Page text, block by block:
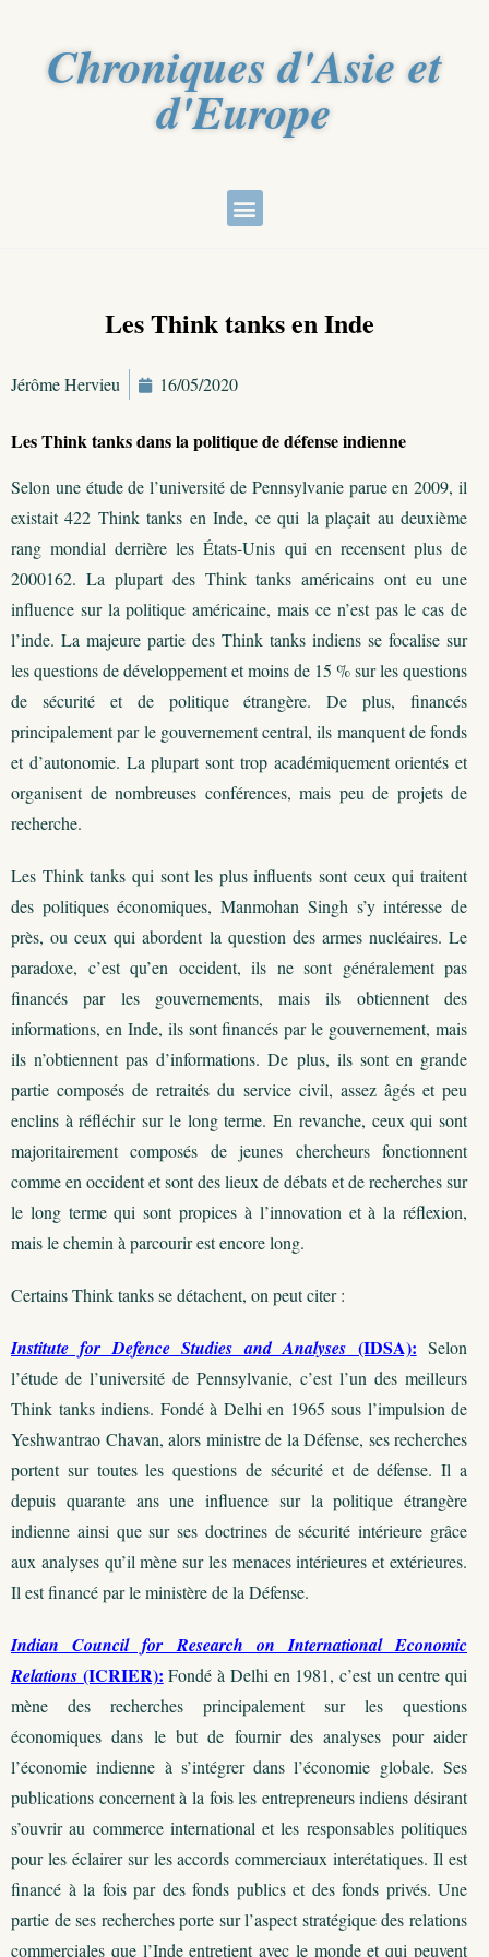
Chroniques d'Asie et
d'Europe
Les Think tanks en Inde
Jérôme Hervieu 16/05/2020
Les Think tanks dans la politique de défense indienne
Selon une étude de l’université de Pennsylvanie parue en 2009, il
existait 422 Think tanks en Inde, ce qui la plaçait au deuxième
rang mondial derrière les États-Unis qui en recensent plus de
2000162. La plupart des Think tanks américains ont eu une
influence sur la politique américaine, mais ce n’est pas le cas de
l’inde. La majeure partie des Think tanks indiens se focalise sur
les questions de développement et moins de 15 % sur les questions
de sécurité et de politique étrangère. De plus, financés
principalement par le gouvernement central, ils manquent de fonds
et d’autonomie. La plupart sont trop académiquement orientés et
organisent de nombreuses conférences, mais peu de projets de
recherche.
Les Think tanks qui sont les plus influents sont ceux qui traitent
des politiques économiques, Manmohan Singh s’y intéresse de
près, ou ceux qui abordent la question des armes nucléaires. Le
paradoxe, c’est qu’en occident, ils ne sont généralement pas
financés par les gouvernements, mais ils obtiennent des
informations, en Inde, ils sont financés par le gouvernement, mais
ils n’obtiennent pas d’informations. De plus, ils sont en grande
partie composés de retraités du service civil, assez âgés et peu
enclins à réfléchir sur le long terme. En revanche, ceux qui sont
majoritairement composés de jeunes chercheurs fonctionnent
comme en occident et sont des lieux de débats et de recherches sur
le long terme qui sont propices à l’innovation et à la réflexion,
mais le chemin à parcourir est encore long.
Certains Think tanks se détachent, on peut citer :
Institute for Defence Studies and Analyses (IDSA): Selon
l’étude de l’université de Pennsylvanie, c’est l’un des meilleurs
Think tanks indiens. Fondé à Delhi en 1965 sous l’impulsion de
Yeshwantrao Chavan, alors ministre de la Défense, ses recherches
portent sur toutes les questions de sécurité et de défense. Il a
depuis quarante ans une influence sur la politique étrangère
indienne ainsi que sur ses doctrines de sécurité intérieure grâce
aux analyses qu’il mène sur les menaces intérieures et extérieures.
Il est financé par le ministère de la Défense.
Indian Council for Research on International Economic
Relations (ICRIER): Fondé à Delhi en 1981, c’est un centre qui
mène des recherches principalement sur les questions
économiques dans le but de fournir des analyses pour aider
l’économie indienne à s’intégrer dans l’économie globale. Ses
publications concernent à la fois les entrepreneurs indiens désirant
s’ouvrir au commerce international et les responsables politiques
pour les éclairer sur les accords commerciaux interétatiques. Il est
financé à la fois par des fonds publics et des fonds privés. Une
partie de ses recherches porte sur l’aspect stratégique des relations
commerciales que l’Inde entretient avec le monde et qui peuvent